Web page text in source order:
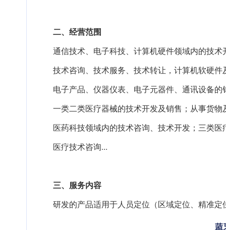
二、经营范围
通信技术、电子科技、计算机硬件领域内的技术
技术咨询、技术服务、技术转让，计算机软硬
电子产品、仪器仪表、电子元器件、通讯设备的
一类二类医疗器械的技术开发及销售；从事货物
医药科技领域内的技术咨询、技术开发；三类医
医疗技术咨询...
三、服务内容
研发的产品适用于人员定位（区域定位、精准